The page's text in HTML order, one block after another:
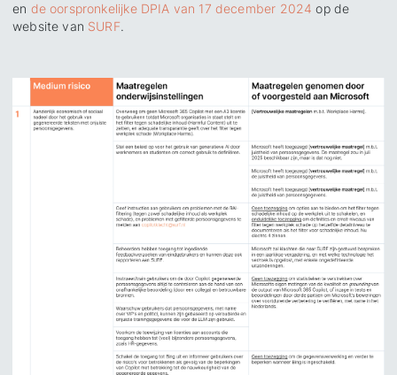
en de oorspronkelijke DPIA van 17 december 2024 op de
website van SURF.